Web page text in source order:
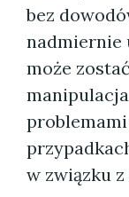
bez
nadmiernie
może
w związku z